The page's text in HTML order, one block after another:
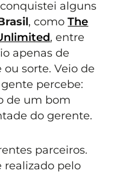
alguns
, comoThe
, entre
apenas de
sorte. Veio de
percebe:
de um bom
do gerente.
parceiros.
pelo